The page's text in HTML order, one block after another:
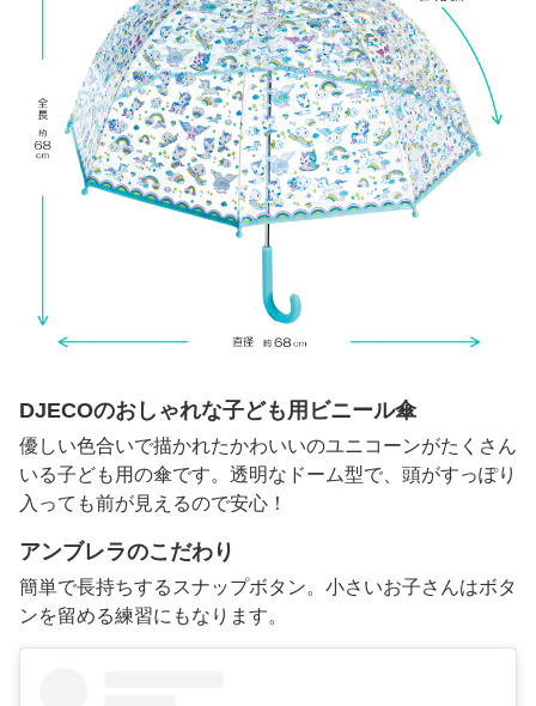
DJECOのおしゃれな子ども用ビニール傘
優しい色合いで描かれたかわいいのユニコーンがたくさん
いる子ども用の傘です。透明なドーム型で、頭がすっぽり
入っても前が見えるので安心！
アンブレラのこだわり
簡単で長持ちするスナップボタン。小さいお子さんはボタ
ンを留める練習にもなります。